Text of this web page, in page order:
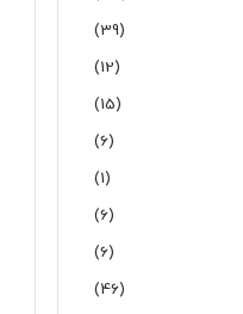
(39)
(12)
(15)
(6)
(1)
(6)
(6)
(46)